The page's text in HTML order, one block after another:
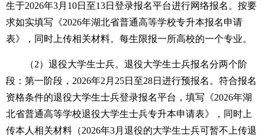
生于2026年3月10日至13日登录报名平台进行网络报名。按要
求如实填写《2026年湖北省普通高等学校专升本报名申请
表》，同时上传相关材料。每生限报一所高校的一个专业。
（2）退役大学生士兵。退役大学生士兵报名分两个阶
段：第一阶段，2026年2月25日至28日进行预报名。符合报名
资格条件的退役大学生士兵登录报名平台，填写《2026年湖
北省普通高等学校退役大学生士兵专升本申请表》，同时上
传本人相关材料（2026年3月退役的大学生士兵可暂不上传退